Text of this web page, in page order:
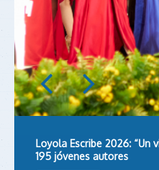
Loyola Escribe 2026: “Un
195 jóvenes autores